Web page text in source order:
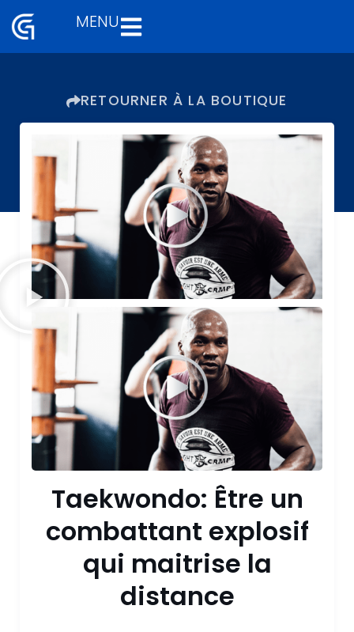
Aller
MENU
RETOURNER À LA BOUTIQUE
Taekwondo: Être un
combattant explosif
qui maitrise la
distance